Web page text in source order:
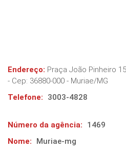
Endereço: Praça João Pinheiro
- Cep: 36880-000 - Muriae/MG
Telefone:
3003-4828
Número da agência:
1469
Nome:
Muriae-mg